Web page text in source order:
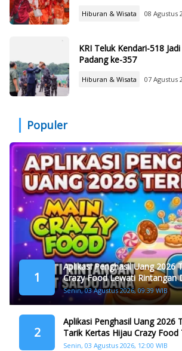
Hiburan & Wisata 08 Agustus
KRI Teluk Kendari-518
Padang ke-357
Hiburan & Wisata 07 Agustus
Populer
1
Aplikasi Penghasil Uang 2026
Crazy Food Lewati Rintangan
Dana
Senin, 03 Agustus 2026, 09:39 WIB
2
Aplikasi Penghasil Uang 2026
Tarik Kertas Hijau Crazy Food
Penggandaan
Senin, 03 Agustus 2026, 12:00 WIB